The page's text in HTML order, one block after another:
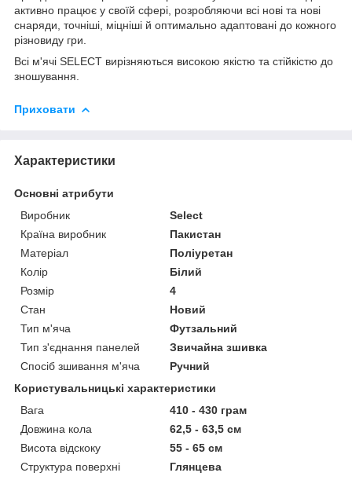
активно працює у своїй сфері, розробляючи всі нові та нові
снаряди, точніші, міцніші й оптимально адаптовані до кожного
різновиду гри.
Всі м'ячі SELECT вирізняються високою якістю та стійкістю до
зношування.
Приховати
Характеристики
Основні атрибути
Виробник
Select
Країна виробник
Пакистан
Матеріал
Поліуретан
Колір
Білий
Розмір
4
Стан
Новий
Тип м'яча
Футзальний
Тип з'єднання панелей
Звичайна зшивка
Спосіб зшивання м'яча
Ручний
Користувальницькі характеристики
Вага
410 - 430 грам
Довжина кола
62,5 - 63,5 см
Висота відскоку
55 - 65 см
Структура поверхні
Глянцева